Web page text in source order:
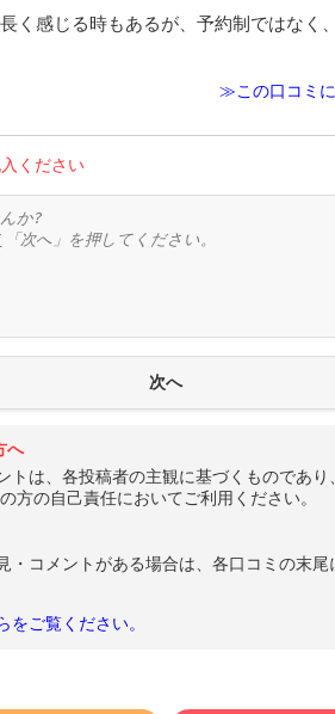
く感じる時もあるが、予約制ではなく
≫この口コミ
ください
へ
トは、各投稿者の主観に基づくものであ
方の自己責任においてご利用ください。
・コメントがある場合は、各口コミの末
ご覧ください。